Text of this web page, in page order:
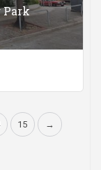
Park
15 →